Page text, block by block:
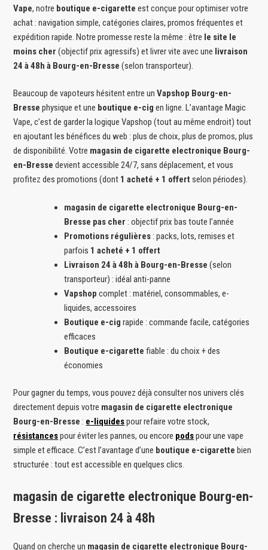
Vape, notre boutique e-cigarette est conçue pour optimiser votre
achat : navigation simple, catégories claires, promos fréquentes et
expédition rapide. Notre promesse reste la même : être le site le
moins cher (objectif prix agressifs) et livrer vite avec une livraison
24 à 48h à Bourg-en-Bresse (selon transporteur).
Beaucoup de vapoteurs hésitent entre unVapshop Bourg-en-
Bresse physique et une boutique e-cig en ligne. L’avantage Magic
Vape, c’est de garder la logique Vapshop (tout au même endroit) tout
en ajoutant les bénéfices du web : plus de choix, plus de promos, plus
de disponibilité. Votre magasin de cigarette electronique Bourg-
en-Bresse devient accessible 24/7, sans déplacement, et vous
profitez des promotions (dont 1 acheté + 1 offert selon périodes).
magasin de cigarette electronique Bourg-en-
Bresse pas cher : objectif prix bas toute l’année
Promotions régulières: packs, lots, remises et
parfois 1 acheté + 1 offert
Livraison 24 à 48h à Bourg-en-Bresse (selon
transporteur) : idéal anti-panne
Vapshop complet : matériel, consommables, e-
liquides, accessoires
Boutique e-cig rapide : commande facile, catégories
efficaces
Boutique e-cigarette fiable : du choix + des
économies
Pour gagner du temps, vous pouvez déjà consulter nos univers clés
directement depuis votre magasin de cigarette electronique
Bourg-en-Bresse : e-liquidespour refaire votre stock,
résistancespour éviter les pannes, ou encore podspour une vape
simple et efficace. C’est l’avantage d’une boutique e-cigarette bien
structurée : tout est accessible en quelques clics.
magasin de cigarette electronique Bourg-en-
Bresse : livraison 24 à 48h
Quand on cherche un magasin de cigarette electronique Bourg-